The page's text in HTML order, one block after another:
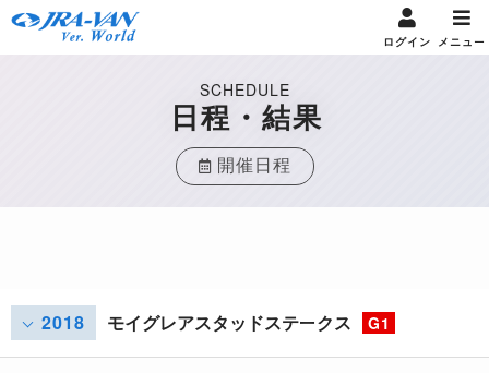
ログイン メニュー
SCHEDULE
日程・結果
開催日程
2018 モイグレアスタッドステークス G1